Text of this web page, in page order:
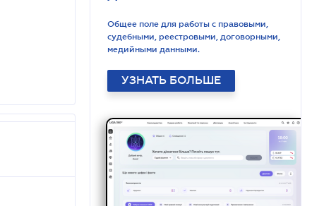
Общее поле для работы с правовыми,
судебными, реестровыми, договорными,
медийными данными.
УЗНАТЬ БОЛЬШЕ